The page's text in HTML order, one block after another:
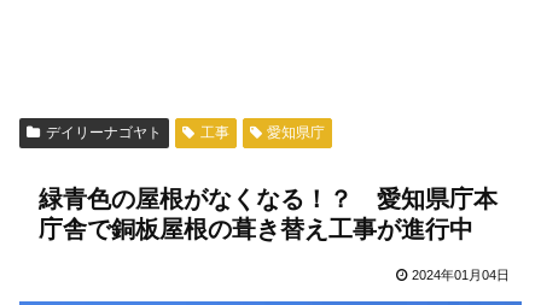
デイリーナゴヤト 工事 愛知県庁
緑青色の屋根がなくなる！？ 愛知県庁本
庁舎で銅板屋根の葺き替え工事が進行中
2024年01月04日